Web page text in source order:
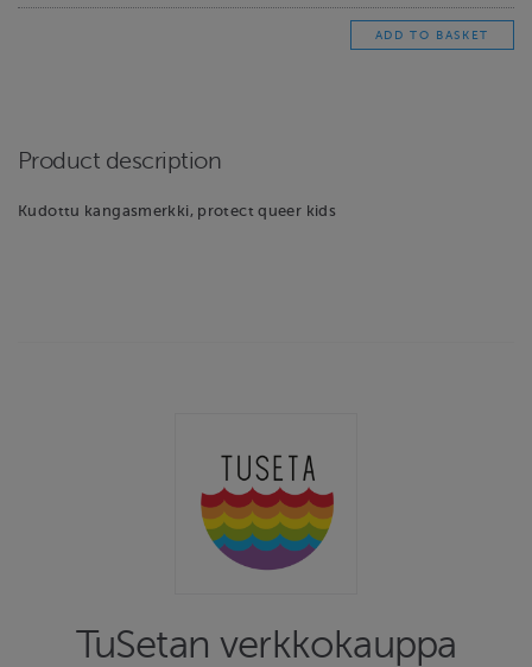
Product description
Kudottu kangasmerkki, protect queer kids
TuSetan verkkokauppa